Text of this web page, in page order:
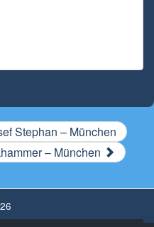
Stephan – München
– München